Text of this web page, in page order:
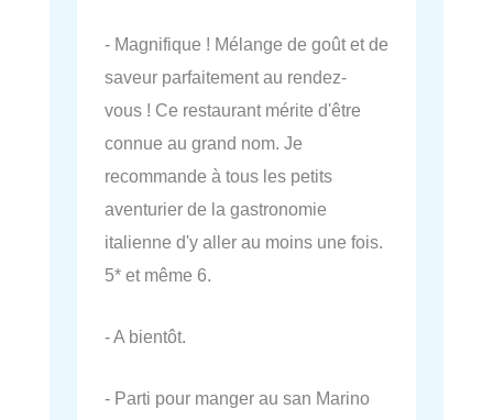
- Magnifique ! Mélange de goût et de
saveur parfaitement au rendez-
vous ! Ce restaurant mérite d'être
connue au grand nom. Je
recommande à tous les petits
aventurier de la gastronomie
italienne d'y aller au moins une fois.
5* et même 6.
- A bientôt.
- Parti pour manger au san Marino